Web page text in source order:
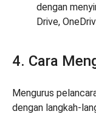
dengan
Drive,
4. Cara
Mengurus
dengan langkah-